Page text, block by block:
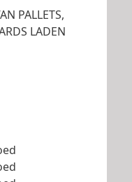
PALLETS,
LADEN